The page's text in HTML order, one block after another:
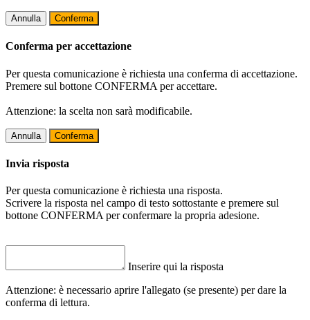
Annulla Conferma
Conferma per accettazione
Per questa comunicazione è richiesta una conferma di accettazione.
Premere sul bottone CONFERMA per accettare.
Attenzione: la scelta non sarà modificabile.
Annulla Conferma
Invia risposta
Per questa comunicazione è richiesta una risposta.
Scrivere la risposta nel campo di testo sottostante e premere sul
bottone CONFERMA per confermare la propria adesione.
Inserire qui la risposta
Attenzione: è necessario aprire l'allegato (se presente) per dare la
conferma di lettura.